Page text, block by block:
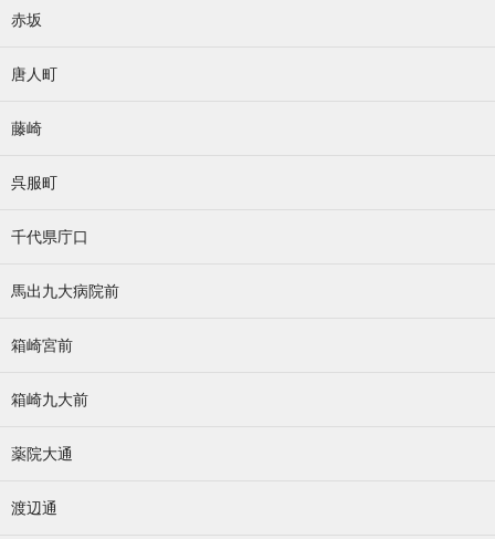
赤坂
唐人町
藤崎
呉服町
千代県庁口
馬出九大病院前
箱崎宮前
箱崎九大前
薬院大通
渡辺通